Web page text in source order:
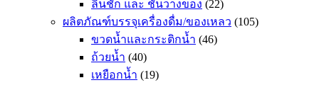
ลิ้นชัก และ ชั้นวางของ (22)
ผลิตภัณฑ์บรรจุเครื่องดื่ม/ของเหลว (105)
ขวดน้ำและกระติกน้ำ (46)
ถ้วยน้ำ (40)
เหยือกน้ำ (19)